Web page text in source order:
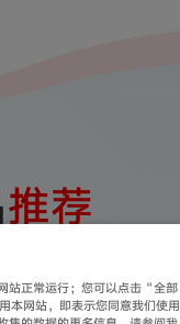
推荐
站正常运行；您可以点击“全部
网站，即表示您同意我们使用